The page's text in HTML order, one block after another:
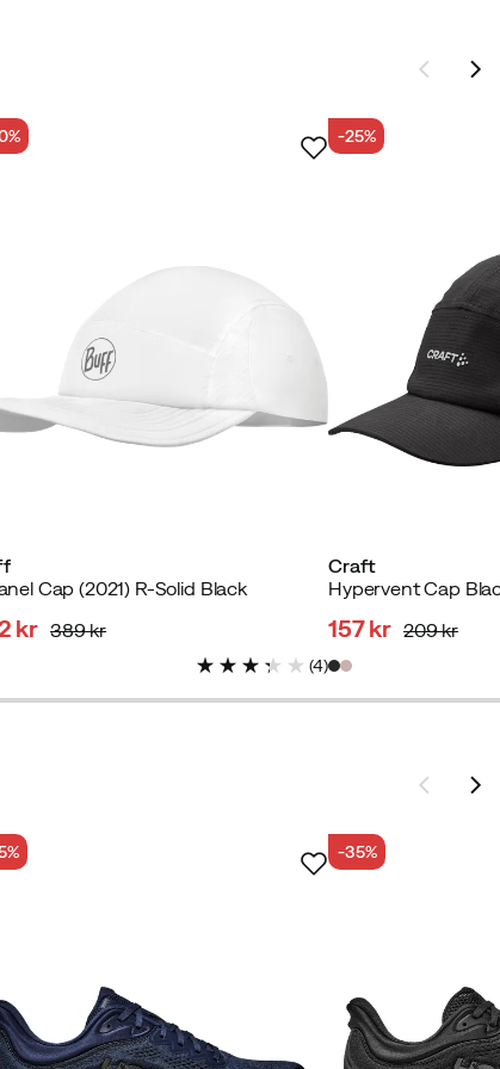
Cap (2021) R-Solid Black
kr 389 kr
(4)
Craft
Hypervent Cap
-25%
discounted
price
157 kr
original
price
209 kr
-35%